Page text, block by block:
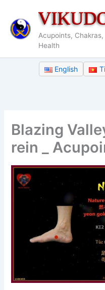
contenu
Acupoints,
Health
English
Blazing
rein _